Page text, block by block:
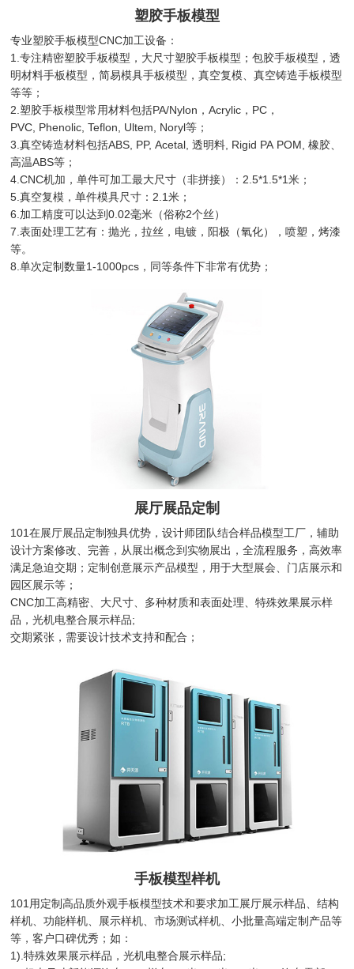
塑胶手板模型
专业塑胶手板模型CNC加工设备：
1.专注精密塑胶手板模型，大尺寸塑胶手板模型；包胶手板模型，透
明材料手板模型，简易模具手板模型，真空复模、真空铸造手板模型
等等；
2.塑胶手板模型常用材料包括PA/Nylon，Acrylic，PC，
PVC, Phenolic, Teflon, Ultem, Noryl等；
3.真空铸造材料包括ABS, PP, Acetal, 透明料, Rigid PA POM, 橡胶、
高温ABS等；
4.CNC机加，单件可加工最大尺寸（非拼接）：2.5*1.5*1米；
5.真空复模，单件模具尺寸：2.1米；
6.加工精度可以达到0.02毫米（俗称2个丝）
7.表面处理工艺有：抛光，拉丝，电镀，阳极（氧化），喷塑，烤漆
等。
8.单次定制数量1-1000pcs，同等条件下非常有优势；
展厅展品定制
101在展厅展品定制独具优势，设计师团队结合样品模型工厂，辅助
设计方案修改、完善，从展出概念到实物展出，全流程服务，高效率
满足急迫交期；定制创意展示产品模型，用于大型展会、门店展示和
园区展示等；
CNC加工高精密、大尺寸、多种材质和表面处理、特殊效果展示样
品，光机电整合展示样品;
交期紧张，需要设计技术支持和配合；
手板模型样机
101用定制高品质外观手板模型技术和要求加工展厅展示样品、结构
样机、功能样机、展示样机、市场测试样机、小批量高端定制产品等
等，客户口碑优秀；如：
1).特殊效果展示样品，光机电整合展示样品;